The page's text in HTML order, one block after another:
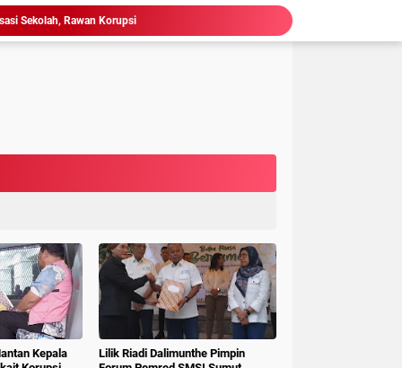
Sekolah, Rawan Korupsi
Terpadu Tindak Tegas PETI di Madina
Kepala
Lilik Riadi Dalimunthe Pimpin